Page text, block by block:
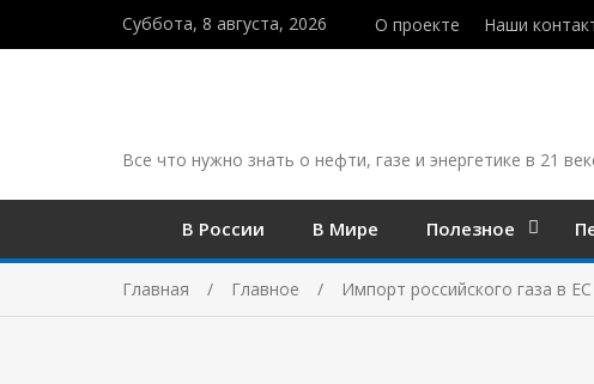
Суббота, 8 августа, 2026 О проекте Наши
Все что нужно знать о нефти, газе и энергетике в 21
В России В Мире Полезное
Главная Главное Импорт российского газа в